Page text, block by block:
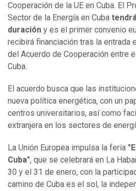
Cooperación de la UE en Cuba. El
Sector de la Energía en Cuba
duración y es el primer convenio
recibirá financiación tras la entrada
del Acuerdo de Cooperación entre
Cuba.
El acuerdo busca que las
nueva política energética, con un
centros universitarios, así como
extranjera en los sectores de
La Unión Europea impulsa la feria
Cuba", que se celebrará en La
30 y el 31 de enero, con la
camino de Cuba es el sol, la